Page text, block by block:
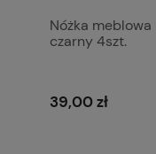
Nóżka
czarny 4szt.
39,00 zł